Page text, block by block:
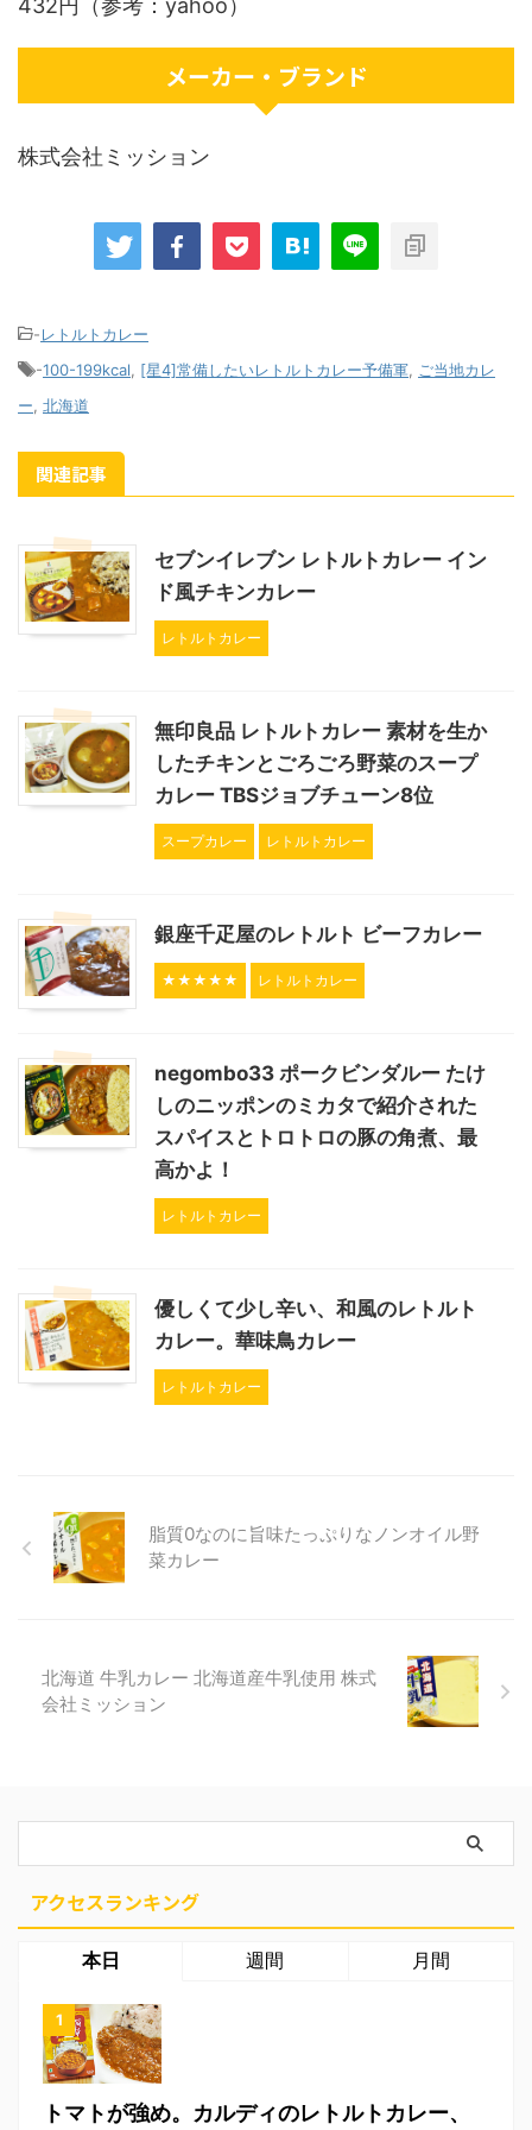
432円（参考：yahoo）
メーカー・ブランド
株式会社ミッション
-レトルトカレー
-100-199kcal, [星4]常備したいレトルトカレー予備軍, ご当地カレ
ー, 北海道
関連記事
セブンイレブン レトルトカレー イン
ド風チキンカレー
レトルトカレー
無印良品 レトルトカレー 素材を生か
したチキンとごろごろ野菜のスープ
カレー TBSジョブチューン8位
スープカレー レトルトカレー
銀座千疋屋のレトルト ビーフカレー
★★★★★ レトルトカレー
negombo33 ポークビンダルー たけ
しのニッポンのミカタで紹介された
スパイスとトロトロの豚の角煮、最
高かよ！
レトルトカレー
優しくて少し辛い、和風のレトルト
カレー。華味鳥カレー
レトルトカレー
脂質0なのに旨味たっぷりなノンオイル野
菜カレー
北海道 牛乳カレー 北海道産牛乳使用 株式
会社ミッション
アクセスランキング
本日 週間 月間
トマトが強め。カルディのレトルトカレー、